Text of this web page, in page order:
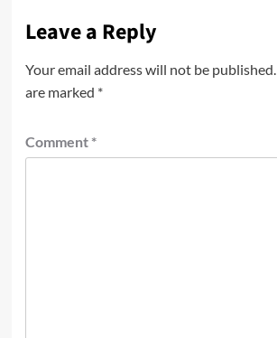
Leave a Reply
Your email address will not be published.
are marked *
Comment *